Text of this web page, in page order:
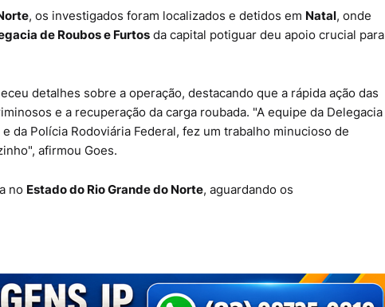
, os investigados foram localizados e detidos em Natal, onde
de Roubos e Furtos da capital potiguar deu apoio crucial para
detalhes sobre a operação, destacando que a rápida ação das
e a recuperação da carga roubada. "A equipe da Delegacia
da Polícia Rodoviária Federal, fez um trabalho minucioso de
afirmou Goes.
no Estado do Rio Grande do Norte, aguardando os